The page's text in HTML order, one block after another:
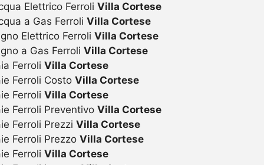
Elettrico Ferroli Villa Cortese
a Gas Ferroli Villa Cortese
Elettrico Ferroli Villa Cortese
a Gas Ferroli Villa Cortese
Ferroli Villa Cortese
Ferroli Costo Villa Cortese
Ferroli Villa Cortese
Ferroli Preventivo Villa Cortese
Ferroli Prezzi Villa Cortese
Ferroli Prezzo Villa Cortese
Ferroli Villa Cortese